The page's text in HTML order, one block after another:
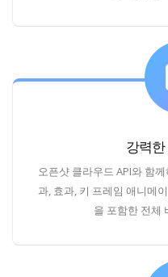
강력
오픈샷 클라우드 API와 함
과, 효과, 키 프레임 애니메
을 포함한 전체